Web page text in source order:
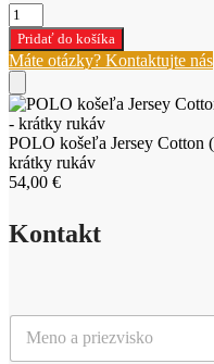
množstvo
POLO
košeľa
Jersey
Cotton
(3XL)
tmavomodrá
-
krátky
rukáv
Pridať do košíka
Máte otázky? Kontaktujte nás
POLO košeľa Jersey Cotton
krátky rukáv
54,00 €
Kontakt